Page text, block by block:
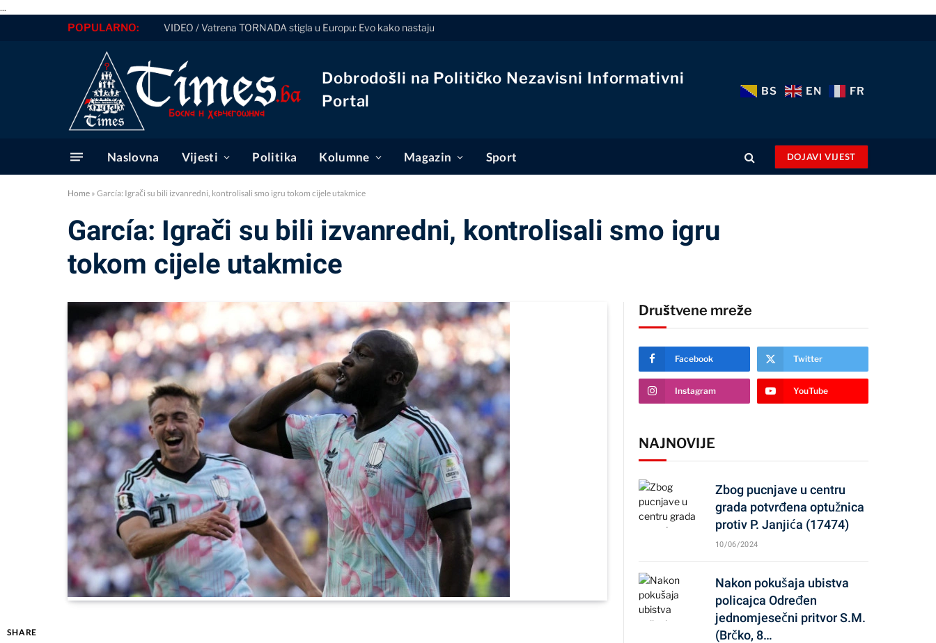
...
POPULARNO: VIDEO / Vatrena TORNADA stigla u Europu: Evo kako nastaju
Dobrodošli na Političko Nezavisni Informativni
Portal
BS EN FR
Naslovna Vijesti Politika Kolumne Magazin Sport DOJAVI VIJEST
Home » García: Igrači su bili izvanredni, kontrolisali smo igru tokom cijele utakmice
García: Igrači su bili izvanredni, kontrolisali smo igru
tokom cijele utakmice
SHARE
Društvene mreže
Facebook Twitter
Instagram YouTube
NAJNOVIJE
Zbog pucnjave u centru
grada potvrđena optužnica
protiv P. Janjića (17474)
10/06/2024
Nakon pokušaja ubistva
policajca Određen
jednomjesečni pritvor S.M.
(Brčko, 8…